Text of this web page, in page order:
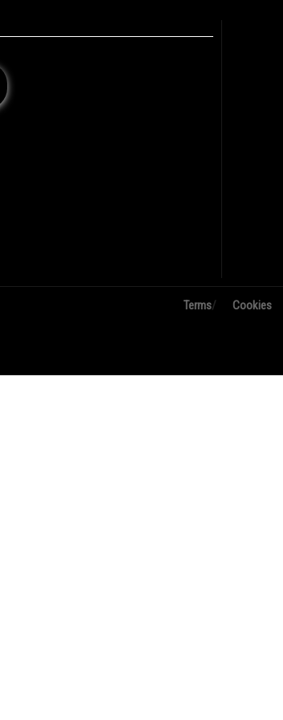
Terms/ Cookies